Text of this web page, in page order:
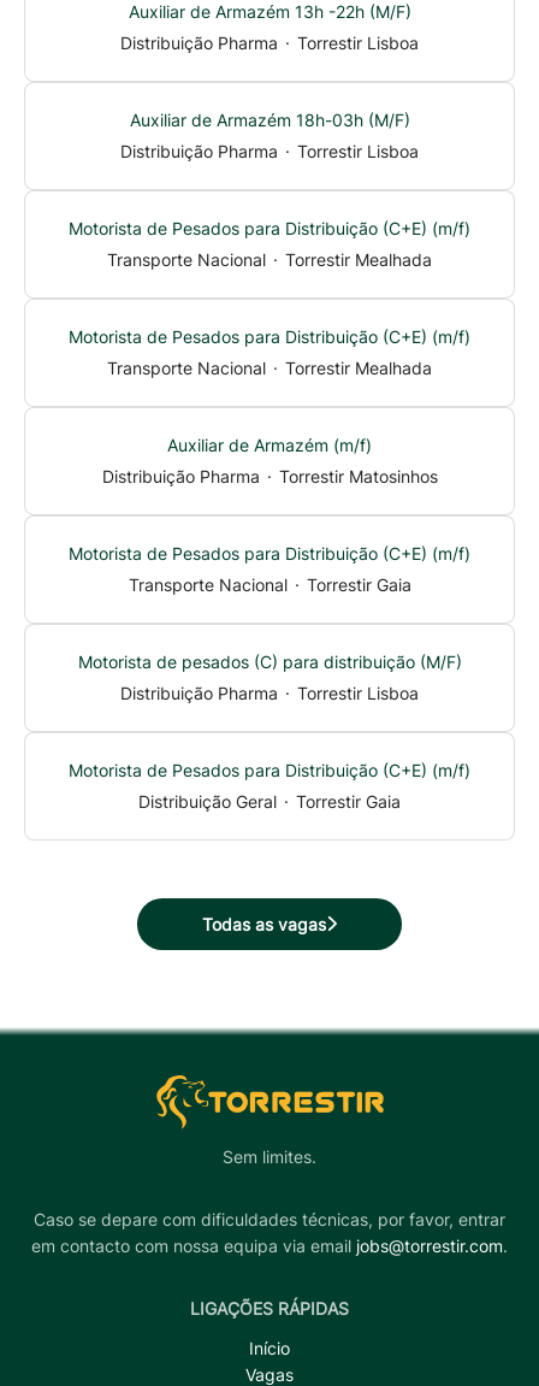
Auxiliar de Armazém 13h -22h (M/F)
Distribuição Pharma · Torrestir Lisboa
Auxiliar de Armazém 18h-03h (M/F)
Distribuição Pharma · Torrestir Lisboa
Motorista de Pesados para Distribuição (C+E) (m/f)
Transporte Nacional · Torrestir Mealhada
Motorista de Pesados para Distribuição (C+E) (m/f)
Transporte Nacional · Torrestir Mealhada
Auxiliar de Armazém (m/f)
Distribuição Pharma · Torrestir Matosinhos
Motorista de Pesados para Distribuição (C+E) (m/f)
Transporte Nacional · Torrestir Gaia
Motorista de pesados (C) para distribuição (M/F)
Distribuição Pharma · Torrestir Lisboa
Motorista de Pesados para Distribuição (C+E) (m/f)
Distribuição Geral · Torrestir Gaia
Todas as vagas
Sem limites.
Caso se depare com dificuldades técnicas, por favor, entrar
em contacto com nossa equipa via email jobs@torrestir.com.
LIGAÇÕES RÁPIDAS
Início
Vagas